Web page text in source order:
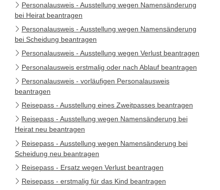
Personalausweis - Ausstellung wegen Namensänderung
bei Heirat beantragen
Personalausweis - Ausstellung wegen Namensänderung
bei Scheidung beantragen
Personalausweis - Ausstellung wegen Verlust beantragen
Personalausweis erstmalig oder nach Ablauf beantragen
Personalausweis - vorläufigen Personalausweis
beantragen
Reisepass - Ausstellung eines Zweitpasses beantragen
Reisepass - Ausstellung wegen Namensänderung bei
Heirat neu beantragen
Reisepass - Ausstellung wegen Namensänderung bei
Scheidung neu beantragen
Reisepass - Ersatz wegen Verlust beantragen
Reisepass - erstmalig für das Kind beantragen